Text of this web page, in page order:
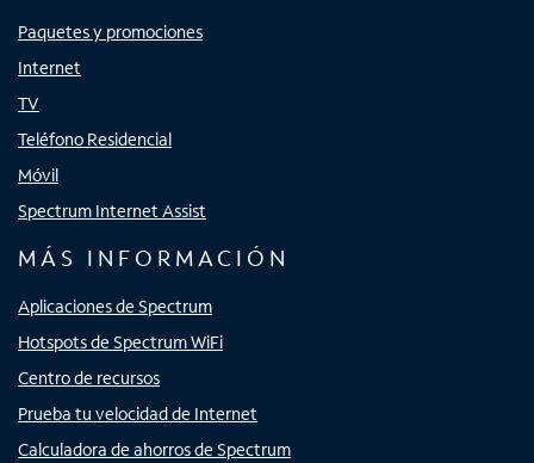
Paquetes y promociones
Internet
TV
Teléfono Residencial
Móvil
Spectrum Internet Assist
MÁS INFORMACIÓN
Aplicaciones de Spectrum
Hotspots de Spectrum WiFi
Centro de recursos
Prueba tu velocidad de Internet
Calculadora de ahorros de Spectrum